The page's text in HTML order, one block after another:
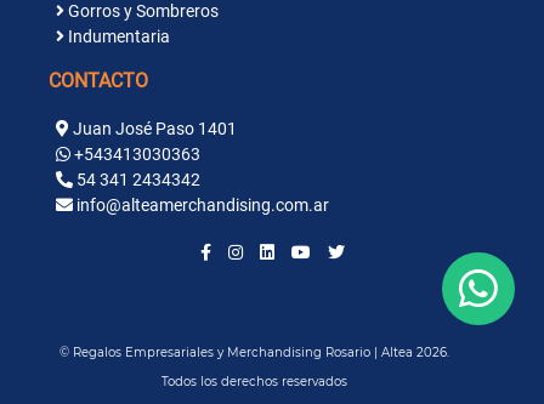
Gorros y Sombreros
Indumentaria
CONTACTO
Juan José Paso 1401
+543413030363
54 341 2434342
info@alteamerchandising.com.ar
© Regalos Empresariales y Merchandising Rosario | Altea 2026.
Todos los derechos reservados